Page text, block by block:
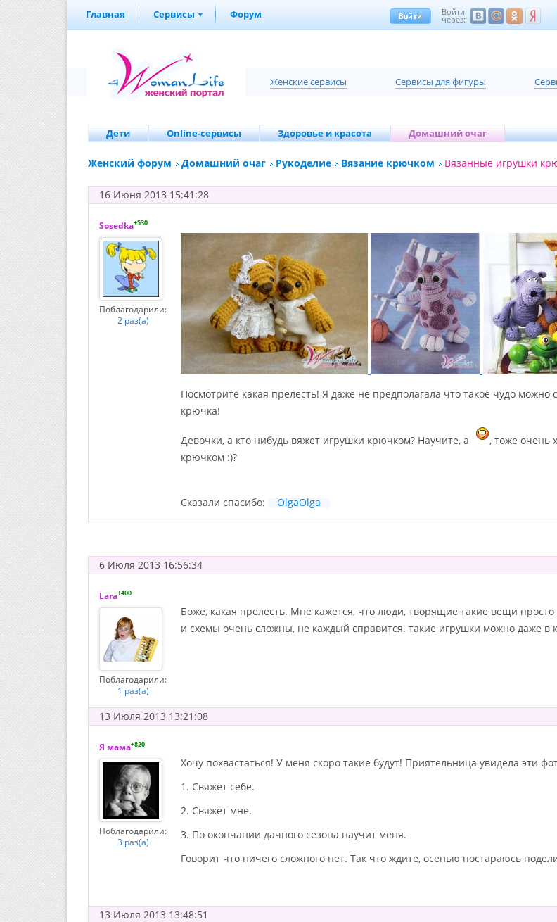
Главная Сервисы Форум Войти
через:
Женские сервисы Cервисы для фигуры
Дети Online-сервисы Здоровье и красота Домашний очаг
Женский форум Домашний очаг Рукоделие Вязание крючком Вязанные игрушки
16 Июня 2013 15:41:28
Sosedka+530
Поблагодарили:
2 раз(а)
Посмотрите какая прелесть! Я даже не предполагала что такое чудо
крючка!
Девочки, а кто нибудь вяжет игрушки крючком? Научите, а
, тоже очень
крючком :)?
Сказали спасибо: OlgaOlga
6 Июля 2013 16:56:34
Lara+400
Поблагодарили:
1 раз(а)
Боже, какая прелесть. Мне кажется, что люди, творящие такие вещи
и схемы очень сложны, не каждый справится. такие игрушки можно даже в
13 Июля 2013 13:21:08
Я мама+820
Поблагодарили:
3 раз(а)
Хочу похвастаться! У меня скоро такие будут! Приятельница увидела эти
1. Свяжет себе.
2. Свяжет мне.
3. По окончании дачного сезона научит меня.
Говорит что ничего сложного нет. Так что ждите, осенью постараюсь
13 Июля 2013 13:48:51